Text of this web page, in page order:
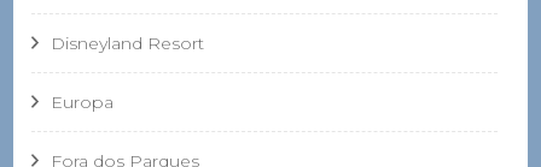
Disneyland Resort
Europa
Fora dos Parques